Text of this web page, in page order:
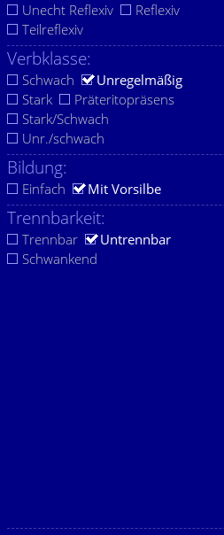
Unecht Reflexiv
Reflexiv
Teilreflexiv
Verbklasse:
Schwach
Unregelmäßig
Stark
Präteritopräsens
Stark/Schwach
Unr./schwach
Bildung:
Einfach Mit Vorsilbe
Trennbarkeit:
Trennbar
Untrennbar
Schwankend